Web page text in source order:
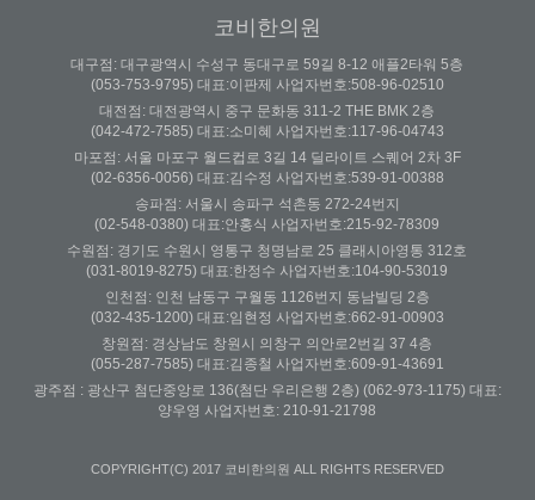
코비한의원
대구점: 대구광역시 수성구 동대구로 59길 8-12 애플2타워 5층
(053-753-9795) 대표:이판제 사업자번호:508-96-02510
대전점: 대전광역시 중구 문화동 311-2 THE BMK 2층
(042-472-7585) 대표:소미혜 사업자번호:117-96-04743
마포점: 서울 마포구 월드컵로 3길 14 딜라이트 스퀘어 2차 3F
(02-6356-0056) 대표:김수정 사업자번호:539-91-00388
송파점: 서울시 송파구 석촌동 272-24번지
(02-548-0380) 대표:안홍식 사업자번호:215-92-78309
수원점: 경기도 수원시 영통구 청명남로 25 클래시아영통 312호
(031-8019-8275) 대표:한정수 사업자번호:104-90-53019
인천점: 인천 남동구 구월동 1126번지 동남빌딩 2층
(032-435-1200) 대표:임현정 사업자번호:662-91-00903
창원점: 경상남도 창원시 의창구 의안로2번길 37 4층
(055-287-7585) 대표:김종철 사업자번호:609-91-43691
광주점 : 광산구 첨단중앙로 136(첨단 우리은행 2층) (062-973-1175) 대표:
양우영 사업자번호: 210-91-21798
COPYRIGHT(C) 2017 코비한의원 ALL RIGHTS RESERVED